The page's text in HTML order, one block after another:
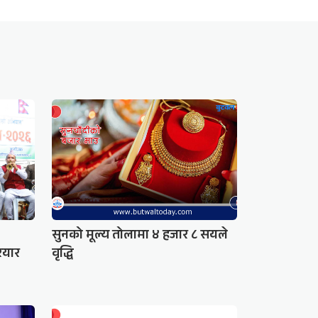
सुनको मूल्य तोलामा ४ हजार ८ सयले
वृद्धि